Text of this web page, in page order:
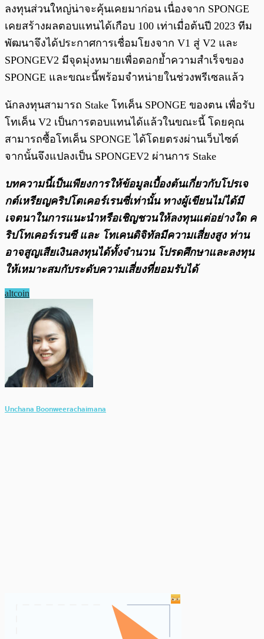
ลงทุนส่วนใหญ่น่าจะคุ้นเคยมาก่อน เนื่องจาก SPONGE
เคยสร้างผลตอบแทนได้เกือบ 100 เท่าเมื่อต้นปี 2023 ทีม
พัฒนาจึงได้ประกาศการเชื่อมโยงจาก V1 สู่ V2 และ
SPONGEV2 มีจุดมุ่งหมายเพื่อตอกย้ำความสำเร็จของ
SPONGE และขณะนี้พร้อมจำหน่ายในช่วงพรีเซลแล้ว
นักลงทุนสามารถ Stake โทเค็น SPONGE ของตน เพื่อรับ
โทเค็น V2 เป็นการตอบแทนได้แล้วในขณะนี้ โดยคุณ
สามารถซื้อโทเค็น SPONGE ได้โดยตรงผ่านเว็บไซต์
จากนั้นจึงแปลงเป็น SPONGEV2 ผ่านการ Stake
บทความนี้เป็นเพียงการให้ข้อมูลเบื้องต้นเกี่ยวกับโปรเจ
กต์เหรียญคริปโตเคอร์เรนซี่เท่านั้น ทางผู้เขียนไม่ได้มี
เจตนาในการแนะนำหรือเชิญชวนให้ลงทุนแต่อย่างใด ค
ริปโทเคอร์เรนซี และ โทเคนดิจิทัลมีความเสี่ยงสูง ท่าน
อาจสูญเสียเงินลงทุนได้ทั้งจํานวน โปรดศึกษาและลงทุน
ให้เหมาะสมกับระดับความเสี่ยงที่ยอมรับได้
altcoin
Unchana Boonweerachaimana